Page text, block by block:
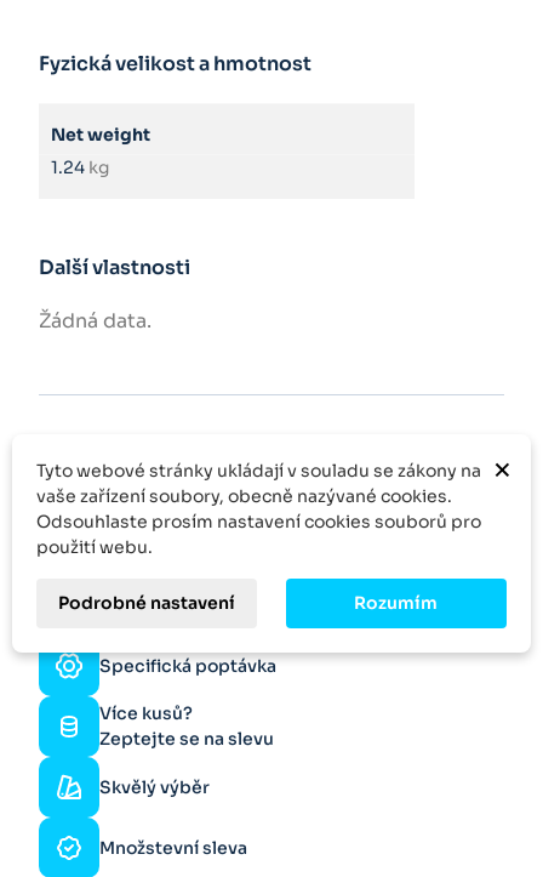
Fyzická velikost a hmotnost
Net weight
1.24 kg
Další vlastnosti
Žádná data.
Online podpora
Rychlé dodání
Rychlá odezva
Specifická poptávka
Více kusů?
Zeptejte se na slevu
Skvělý výběr
Množstevní sleva
×
Tyto webové stránky ukládají v souladu se zákony na
vaše zařízení soubory, obecně nazývané cookies.
Odsouhlaste prosím nastavení cookies souborů pro
použití webu.
Podrobné nastavení Rozumím